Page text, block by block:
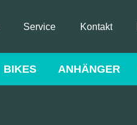
Service Kontakt
BIKES ANHÄNGER